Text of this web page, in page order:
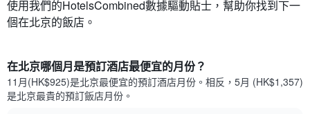
使用我們的HotelsCombined數據驅動貼士，幫助你找到下一
個在北京​的飯店。
在北京哪個月是預訂酒店最便宜的月份？
11月(HK$925)是北京​最便宜的預訂酒店月份。​相反，5月 (HK$1,357)
是北京最貴的預訂飯店月份。